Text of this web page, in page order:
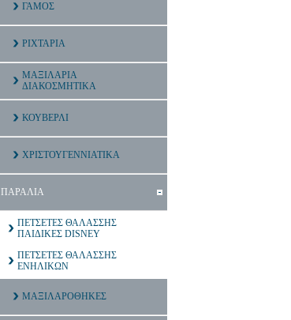
ΓΑΜΟΣ
ΡΙΧΤΑΡΙΑ
ΜΑΞΙΛΑΡΙΑ
ΔΙΑΚΟΣΜΗΤΙΚΑ
ΚΟΥΒΕΡΛΙ
ΧΡΙΣΤΟΥΓΕΝΝΙΑΤΙΚΑ
ΠΑΡΑΛΙΑ
ΠΕΤΣΕΤΕΣ ΘΑΛΑΣΣΗΣ
ΠΑΙΔΙΚΕΣ DISNEY
ΠΕΤΣΕΤΕΣ ΘΑΛΑΣΣΗΣ
ΕΝΗΛΙΚΩΝ
ΜΑΞΙΛΑΡΟΘΗΚΕΣ